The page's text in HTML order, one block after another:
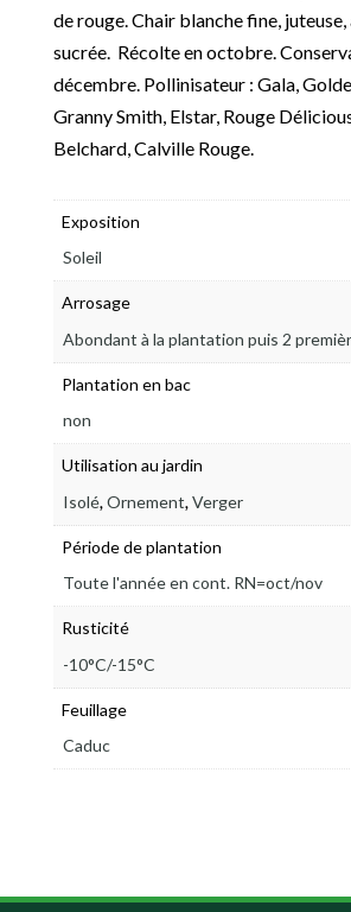
de rouge. Chair blanche fine,
sucrée. Récolte en octobre.
décembre. Pollinisateur : Gala,
Granny Smith, Elstar, Rouge
Belchard, Calville Rouge.
Exposition
Soleil
Arrosage
Abondant à la plantation puis 2
Plantation en bac
non
Utilisation au jardin
Isolé, Ornement Verger
Période de plantation
Toute l'année en cont. RN=oct/nov
Rusticité
-10°C/-15°C
Feuillage
Caduc